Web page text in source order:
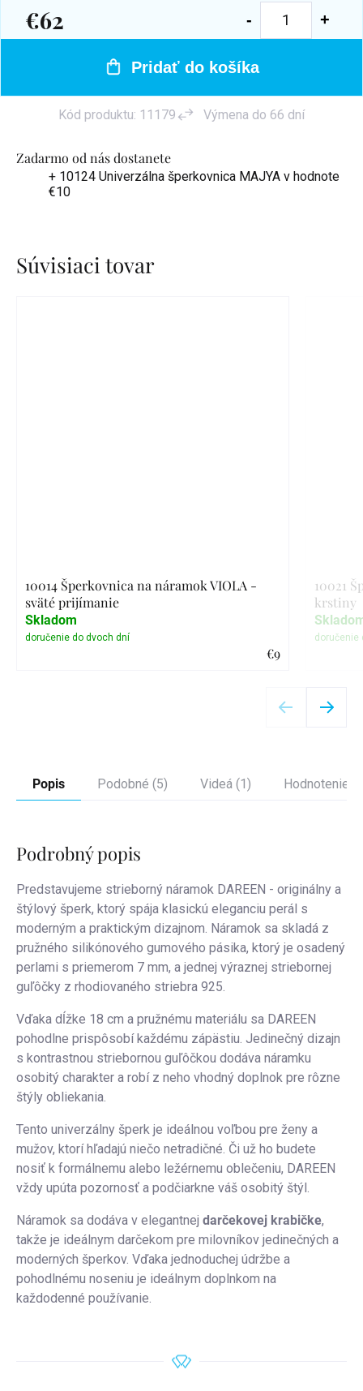
Zadarmo od nás dostanete
+ 10124 Univerzálna šperkovnica MAJYA v hodnote
€10
€62
Jednotková
Pridať do košíka
Kód produktu: 11179 Výmena do 66 dní
Súvisiaci tovar
10014 Šperkovnica na náramok VIOLA -
sväté prijímanie
€9
Skladom
10021
krstiny
Popis Podobné (5) Videá (1) Hodnotenie
Podrobný popis
Predstavujeme strieborný náramok DAREEN - originálny a
štýlový šperk, ktorý spája klasickú eleganciu perál s
moderným a praktickým dizajnom. Náramok sa skladá z
pružného silikónového gumového pásika, ktorý je osadený
perlami s priemerom 7 mm, a jednej výraznej striebornej
guľôčky z rhodiovaného striebra 925.
Vďaka dĺžke 18 cm a pružnému materiálu sa DAREEN
pohodlne prispôsobí každému zápästiu. Jedinečný dizajn
s kontrastnou striebornou guľôčkou dodáva náramku
osobitý charakter a robí z neho vhodný doplnok pre rôzne
štýly obliekania.
Tento univerzálny šperk je ideálnou voľbou pre ženy a
mužov, ktorí hľadajú niečo netradičné. Či už ho budete
nosiť k formálnemu alebo ležérnemu oblečeniu, DAREEN
vždy upúta pozornosť a podčiarkne váš osobitý štýl.
Náramok sa dodáva v elegantnej darčekovej krabičke,
takže je ideálnym darčekom pre milovníkov jedinečných a
moderných šperkov. Vďaka jednoduchej údržbe a
pohodlnému noseniu je ideálnym doplnkom na
každodenné používanie.